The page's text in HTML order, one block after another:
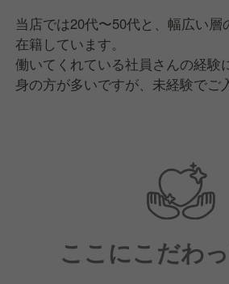
当店では20代〜50代と、幅広い
在籍しています。
働いてくれている社員さんの経験
身の方が多いですが、未経験でご
様々な世代・経験層が混じってい
ワークを意識して、みんなコミュ
けながら仕事に取り組んでくれて
《どんな人に来て欲しい？》
ここにこだわ